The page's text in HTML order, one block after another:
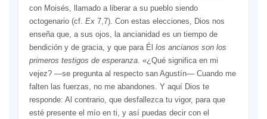
con Moisés, llamado a liberar a su pueblo siendo
octogenario (cf. Ex7,7). Con estas elecciones, Dios nos
enseña que, a sus ojos, la ancianidad es un tiempo de
bendición y de gracia, y que para Él los ancianos son los
primeros testigos de esperanza. «¿Qué significa en mi
vejez? —se pregunta al respecto san Agustín— Cuando me
falten las fuerzas, no me abandones. Y aquí Dios te
responde: Al contrario, que desfallezca tu vigor, para que
esté presente el mío en ti, y así puedas decir con el